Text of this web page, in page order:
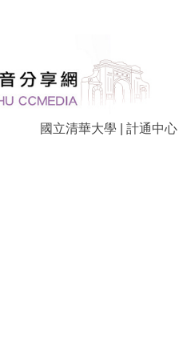
國立清華大學 計通中心